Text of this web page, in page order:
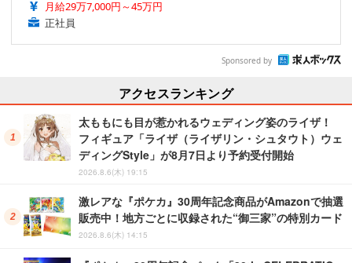
月給29万7,000円～45万円
正社員
Sponsored by
アクセスランキング
太ももにも目が惹かれるウェディング姿のライザ！
フィギュア「ライザ（ライザリン・シュタウト）ウェ
ディングStyle」が8月7日より予約受付開始
2026.8.6(木) 19:15
激レアな『ポケカ』30周年記念商品がAmazonで抽選
販売中！地方ごとに収録された“御三家”の特別カード
2026.8.6(木) 14:15